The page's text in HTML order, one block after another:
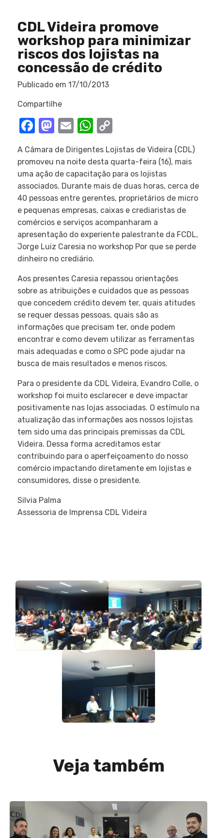
CDL Videira promove
workshop para minimizar
riscos dos lojistas na
concessão de crédito
Publicado em 17/10/2013
Compartilhe
Facebook
Mastodon
EmailWhatsApp
A Câmara de Dirigentes Lojistas de Videira (CDL)
promoveu na noite desta quarta-feira (16), mais
uma ação de capacitação para os lojistas
associados. Durante mais de duas horas, cerca de
40 pessoas entre gerentes, proprietários de micro
e pequenas empresas, caixas e crediaristas de
comércios e serviços acompanharam a
apresentação do experiente palestrante da FCDL,
Jorge Luiz Caresia no workshop Por que se perde
dinheiro no crediário.
Aos presentes Caresia repassou orientações
sobre as atribuições e cuidados que as pessoas
que concedem crédito devem ter, quais atitudes
se requer dessas pessoas, quais são as
informações que precisam ter, onde podem
encontrar e como devem utilizar as ferramentas
mais adequadas e como o SPC pode ajudar na
busca de mais resultados e menos riscos.
Para o presidente da CDL Videira, Evandro Colle, o
workshop foi muito esclarecer e deve impactar
positivamente nas lojas associadas. O estímulo na
atualização das informações aos nossos lojistas
tem sido uma das principais premissas da CDL
Videira. Dessa forma acreditamos estar
contribuindo para o aperfeiçoamento do nosso
comércio impactando diretamente em lojistas e
consumidores, disse o presidente.
Silvia Palma
Assessoria de Imprensa CDL Videira
Veja também